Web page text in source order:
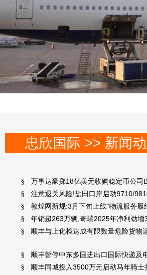
忠欣国际 >> 新闻
§ 万事达豪掷18亿美元收购稳定币公
§ 注意退关风险!盐田口岸启动9710/
§ 敦煌网新规:3月下旬上线“物流服务
§ 年销超263万辆,奇瑞2025年净利劲
§ 顺丰与上化检达成有限数量危险货物
§ 顺丰暂停中东多国进出口国际快递及
§ 顺丰同城投入3500万元启动马年骑